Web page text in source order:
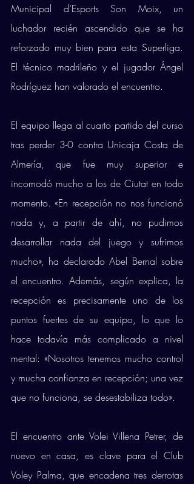
Municipal d’Esports Son Moix, un
luchador recién ascendido que se ha
reforzado muy bien para esta Superliga.
El técnico madrileño y el jugador Ángel
Rodríguez han valorado el encuentro.
El equipo llega al cuarto partido del curso
tras perder 3-0 contra Unicaja Costa de
Almería, que fue muy superior e
incomodó mucho a los de Ciutat en todo
momento. «En recepción no nos funcionó
nada y, a partir de ahí, no pudimos
desarrollar nada del juego y sufrimos
mucho», ha declarado Abel Bernal sobre
el encuentro. Además, según explica, la
recepción es precisamente uno de los
puntos fuertes de su equipo, lo que lo
hace todavía más complicado a nivel
mental: «Nosotros tenemos mucho control
y mucha confianza en recepción; una vez
que no funciona, se desestabiliza todo».
El encuentro ante Volei Villena Petrer, de
nuevo en casa, es clave para el Club
Voley Palma, que encadena tres derrotas